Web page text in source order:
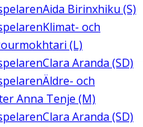
Aida Birinxhiku (S)
Klimat- och
(L)
Clara Aranda (SD)
Äldre- och
Anna Tenje (M)
Clara Aranda (SD)